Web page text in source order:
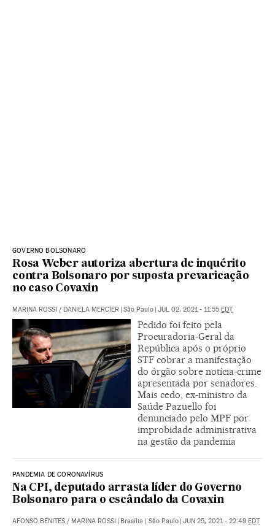
GOVERNO BOLSONARO
Rosa Weber autoriza abertura de inquérito
contra Bolsonaro por suposta prevaricação
no caso Covaxin
MARINA ROSSI / DANIELA MERCIER São Paulo JUL 02, 2021 - 11:55 EDT
Pedido foi feito pela
Procuradoria-Geral da
República após o próprio
STF cobrar a manifestação
do órgão sobre notícia-crime
apresentada por senadores.
Mais cedo, ex-ministro da
Saúde Pazuello foi
denunciado pelo MPF por
improbidade administrativa
na gestão da pandemia
PANDEMIA DE CORONAVÍRUS
Na CPI, deputado arrasta líder do Governo
Bolsonaro para o escândalo da Covaxin
AFONSO BENITES / MARINA ROSSI Brasília | São Paulo JUN 25, 2021 - 22:49 EDT